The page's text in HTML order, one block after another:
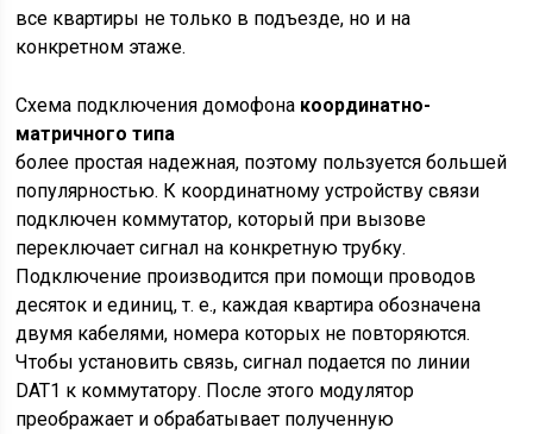
все квартиры не только в подъезде, но и на
конкретном этаже.
Схема подключения домофона координатно-
матричного типа
более простая надежная, поэтому пользуется большей
популярностью. К координатному устройству связи
подключен коммутатор, который при вызове
переключает сигнал на конкретную трубку.
Подключение производится при помощи проводов
десяток и единиц, т. е., каждая квартира обозначена
двумя кабелями, номера которых не повторяются.
Чтобы установить связь, сигнал подается по линии
DAT1 к коммутатору. После этого модулятор
преображает и обрабатывает полученную